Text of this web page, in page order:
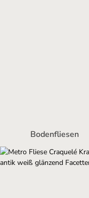
Bodenfliesen